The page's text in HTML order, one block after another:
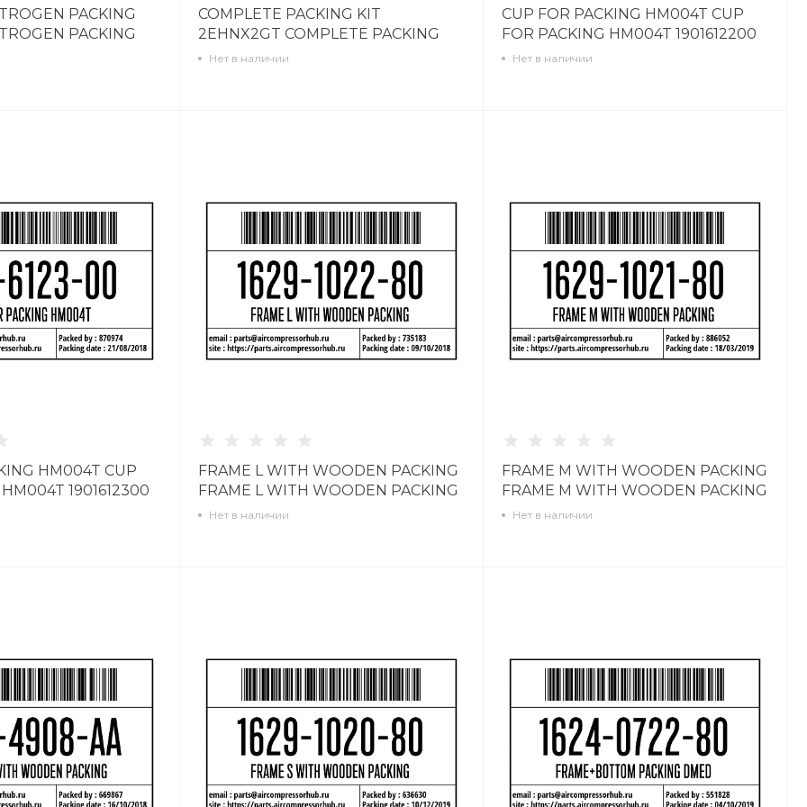
PACKING
PACKING
COMPLETE PACKING KIT
2EHNX2GT COMPLETE PACKING
KIT 2EHNX2GT 1901905057
Нет в наличии
CUP FOR PACKING HM004T CUP
FOR PACKING HM004T 1901612200
Нет в наличии
HM004T CUP
1901612300
FRAME L WITH WOODEN PACKING
FRAME L WITH WOODEN PACKING
1629102280
Нет в наличии
FRAME M WITH WOODEN PACKING
FRAME M WITH WOODEN PACKING
1629102180
Нет в наличии